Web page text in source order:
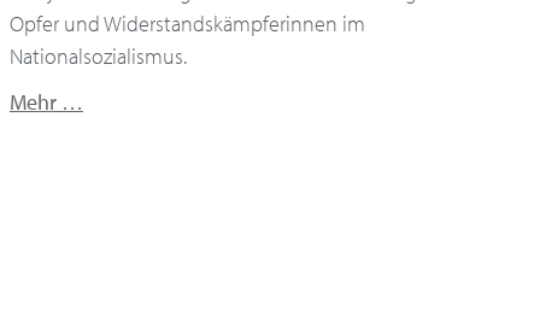
Opfer und Widerstandskämpferinnen im
Nationalsozialismus.
Mehr …